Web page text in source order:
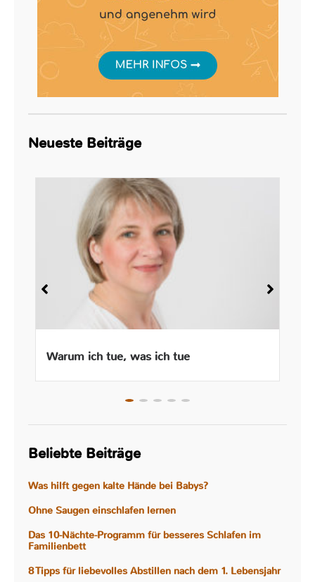
Neueste Beiträge
Warum ich tue, was ich tue
Beliebte Beiträge
Was hilft gegen kalte Hände bei Babys?
Ohne Saugen einschlafen lernen
Das 10-Nächte-Programm für besseres Schlafen im
Familienbett
8 Tipps für liebevolles Abstillen nach dem 1. Lebensjahr